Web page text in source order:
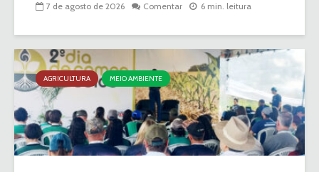
7 de agosto de 2026 Comentar 6 min. leitura
AGRICULTURA MEIO AMBIENTE